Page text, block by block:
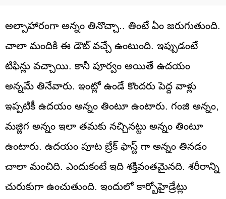
అల్పాహారంగా అన్నం తినొచ్చా.. తింటే ఏం జరుగుతుంది.
చాలా మందికి ఈ డౌట్ వచ్చే ఉంటుంది. ఇప్పుడంటే
టిఫిన్లు వచ్చాయి. కానీ పూర్వం అయితే ఉదయం
అన్నమే తినేవారు. ఇంట్లో ఉండే కొందరు పెద్ద వాళ్లు
ఇప్పటికీ ఉదయం అన్నం తింటూ ఉంటారు. గంజి అన్నం,
మజ్జిగ అన్నం ఇలా తమకు నచ్చినట్టు అన్నం తింటూ
ఉంటారు. ఉదయం పూట బ్రేక్ ఫాస్ట్ గా అన్నం తినడం
చాలా మంచిది. ఎందుకంటే ఇది శక్తివంతమైనది. శరీరాన్ని
చురుకుగా ఉంచుతుంది. ఇందులో కార్బోహైడ్రేట్లు